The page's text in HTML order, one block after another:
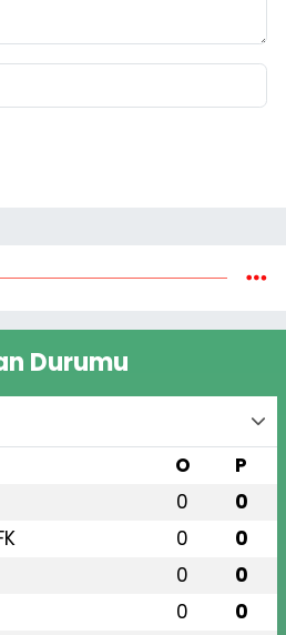
Durumu
O P
0 0
0 0
0 0
0 0